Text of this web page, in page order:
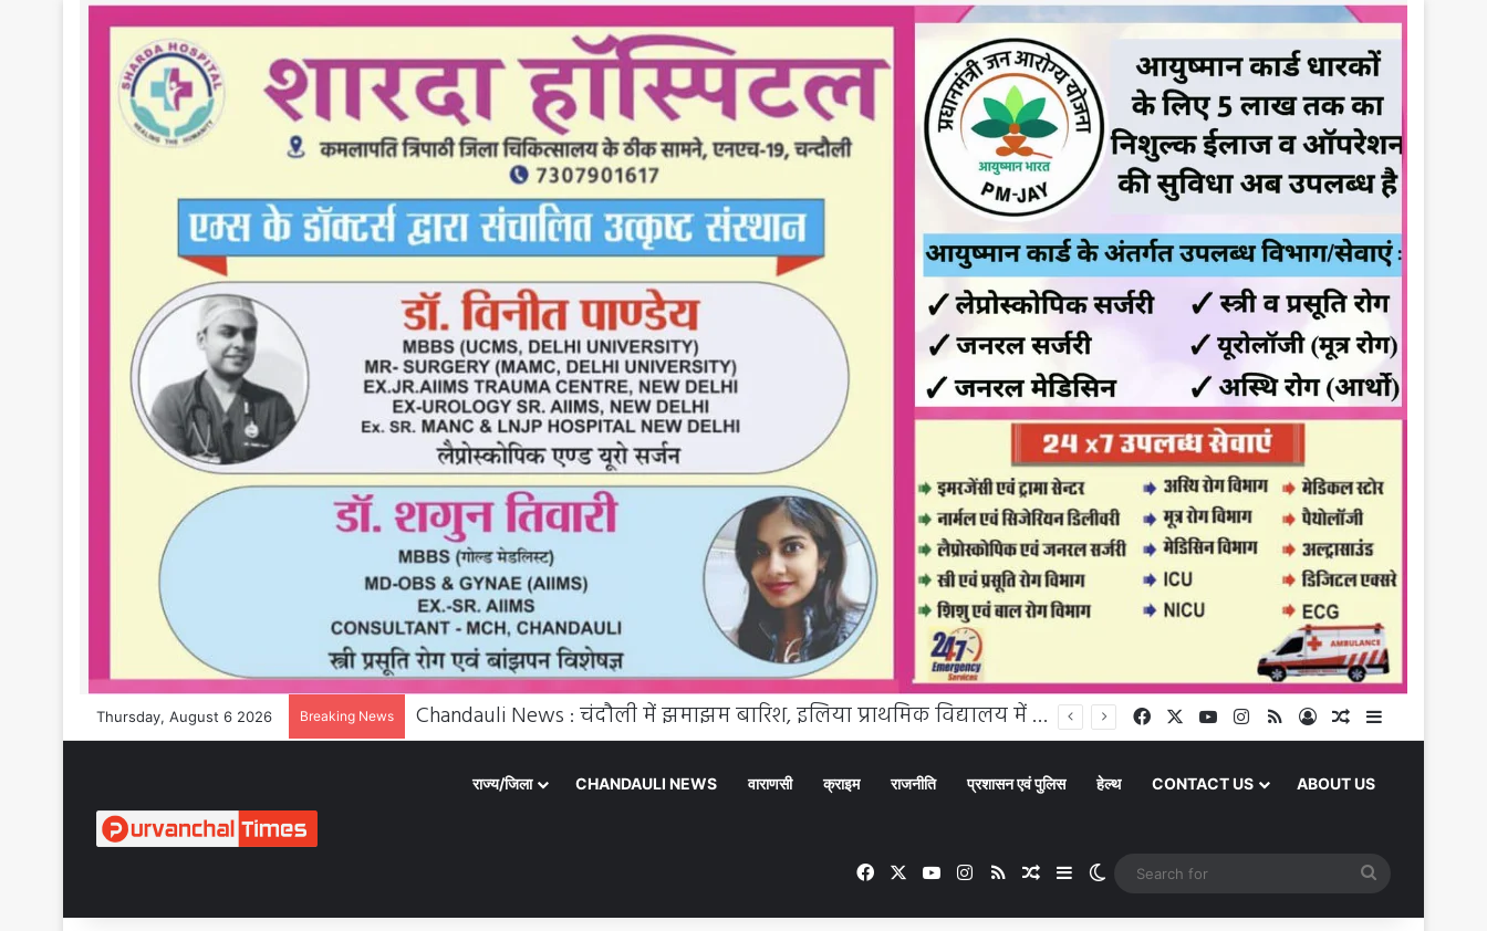
Thursday, August 6 2026 Breaking News Chandauli News : चंदौली में झमाझम बारिश, इलिया प्राथमिक विद्यालय में भरा पानी, बच्चों के लिए बढ़ी परेशानी Facebook YouTubeInstagram
RSS Log InRandom Article
राज्य/जिला CHANDAULI NEWS वाराणसी क्राइम राजनीति प्रशासन एवं पुलिस हेल्थ CONTACT US ABOUT US
Facebook YouTubeInstagram
RSS Random Article
SidebarSwitch skin